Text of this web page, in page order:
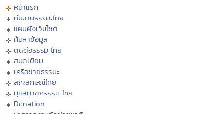
หน้าแรก
ทีมงานธรรมะไทย
แผนผังเว็บไซต์
ค้นหาข้อมูล
ติดต่อธรรมะไทย
สมุดเยี่ยม
เครือข่ายธรรมะ
สัญลักษณ์ไทย
มุมสมาชิกธรรมะไทย
Donation